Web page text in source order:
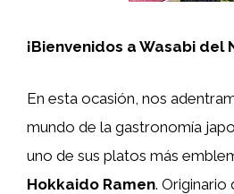
¡Bienvenidos a Wasabi del
En esta ocasión, nos
mundo de la gastronomía
uno de sus platos más
Hokkaido Ramen. Originario